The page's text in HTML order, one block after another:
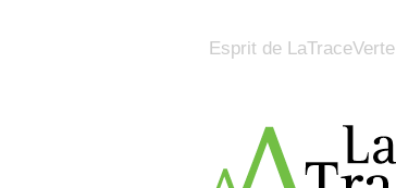
Esprit de LaTraceVerte